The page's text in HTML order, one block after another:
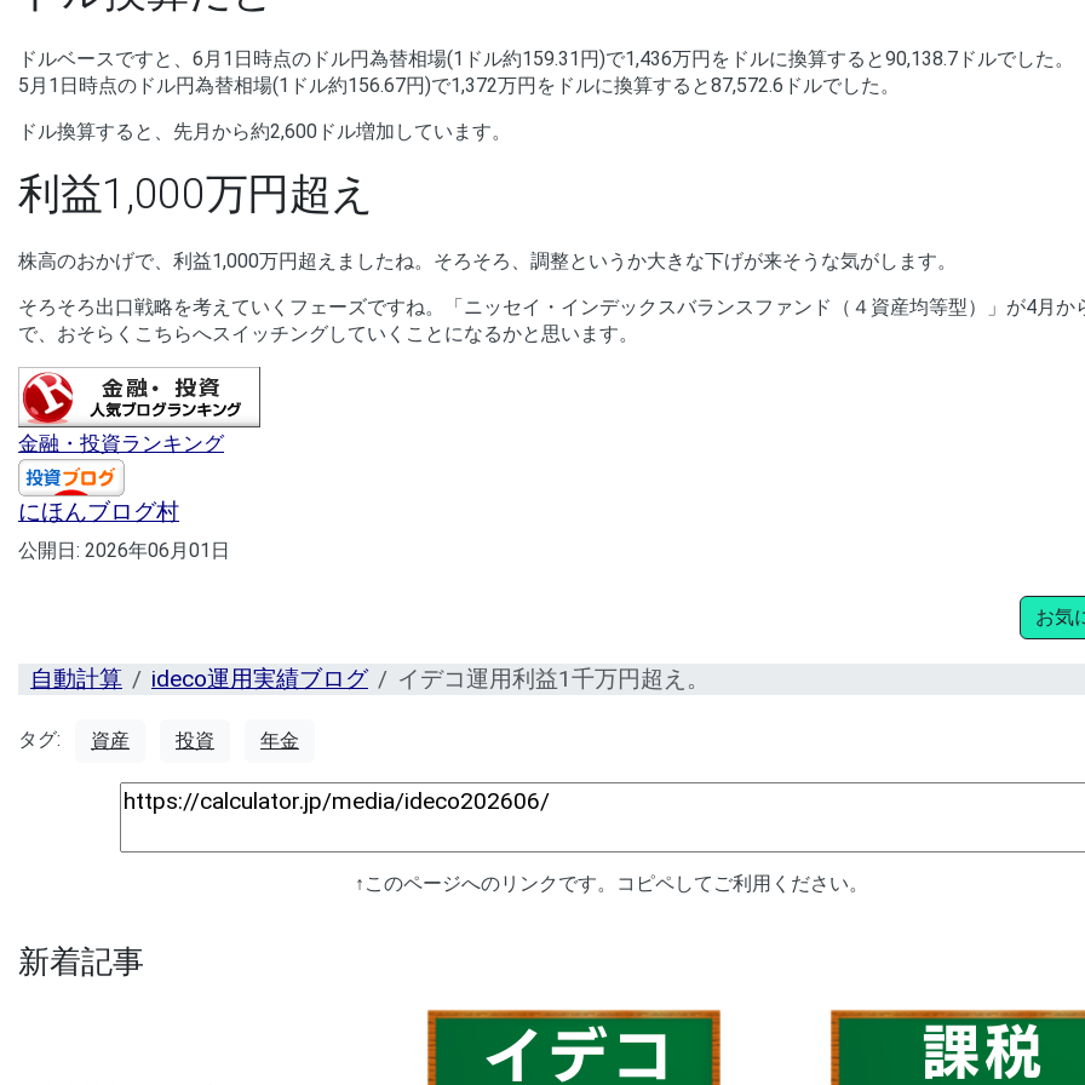
ドルベースですと、6月1日時点のドル円為替相場(1ドル約159.31円)で1,436万円をドルに換算すると90,138.7ドルでした。
5月1日時点のドル円為替相場(1ドル約156.67円)で1,372万円をドルに換算すると87,572.6ドルでした。
ドル換算すると、先月から約2,600ドル増加しています。
利益1,000万円超え
株高のおかげで、利益1,000万円超えましたね。そろそろ、調整というか大きな下げが来そうな気がします。
そろそろ出口戦略を考えていくフェーズですね。「ニッセイ・インデックスバランスファンド（４資産均等型）」が4月か
で、おそらくこちらへスイッチングしていくことになるかと思います。
金融・投資ランキング
にほんブログ村
公開日: 2026年06月01日
お気
自動計算 ideco運用実績ブログ イデコ運用利益1千万円超え。
タグ: 資産 投資 年金
↑このページへのリンクです。コピペしてご利用ください。
新着記事